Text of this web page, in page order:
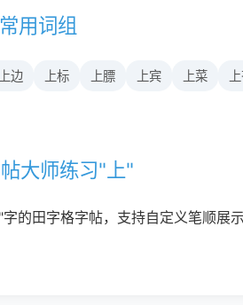
常用词组
上边 上标 上膘 上宾 上菜
大师练习"上"
的田字格字帖，支持自定义笔顺展